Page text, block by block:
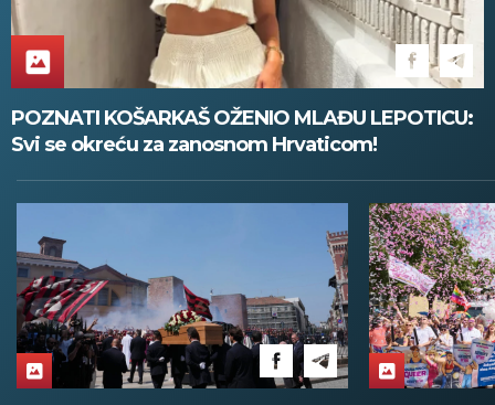
POZNATI KOŠARKAŠ OŽENIO MLAĐU LEPOTICU:
Svi se okreću za zanosnom Hrvaticom!